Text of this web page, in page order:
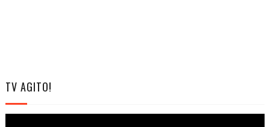
TV AGITO!